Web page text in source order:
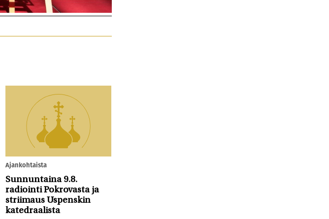
Ajankohtaista
Sunnuntaina 9.8.
radiointi Pokrovasta ja
striimaus Uspenskin
katedraalista